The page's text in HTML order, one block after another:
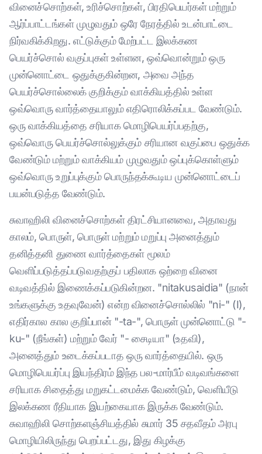
வினைச்சொற்கள், உரிச்சொற்கள், பிரதிபெயர்கள் மற்றும்
ஆர்ப்பாட்டங்கள் முழுவதும் ஒரே நேரத்தில் உடன்பாட்டை
நிர்வகிக்கிறது. எட்டுக்கும் மேற்பட்ட இலக்கண
பெயர்ச்சொல் வகுப்புகள் உள்ளன, ஒவ்வொன்றும் ஒரு
முன்னொட்டை ஒதுக்குகின்றன, அவை அந்த
பெயர்ச்சொல்லைக் குறிக்கும் வாக்கியத்தில் உள்ள
ஒவ்வொரு வார்த்தையாலும் எதிரொலிக்கப்பட வேண்டும்.
ஒரு வாக்கியத்தை சரியாக மொழிபெயர்ப்பதற்கு,
ஒவ்வொரு பெயர்ச்சொல்லுக்கும் சரியான வகுப்பை ஒதுக்க
வேண்டும் மற்றும் வாக்கியம் முழுவதும் ஒப்புக்கொள்ளும்
ஒவ்வொரு உறுப்புக்கும் பொருந்தக்கூடிய முன்னொட்டைப்
பயன்படுத்த வேண்டும்.
சுவாஹிலி வினைச்சொற்கள் திரட்சியானவை, அதாவது
காலம், பொருள், பொருள் மற்றும் மறுப்பு அனைத்தும்
தனித்தனி துணை வார்த்தைகள் மூலம்
வெளிப்படுத்தப்படுவதற்குப் பதிலாக ஒற்றை வினை
வடிவத்தில் இணைக்கப்படுகின்றன. "nitakusaidia" (நான்
உங்களுக்கு உதவுவேன்) என்ற வினைச்சொல்லில் "ni-" (I),
எதிர்கால கால குறிப்பான் "-ta-", பொருள் முன்னொட்டு "-
ku-" (நீங்கள்) மற்றும் வேர் "- சைடியா" (உதவி),
அனைத்தும் உடைக்கப்படாத ஒரு வார்த்தையில். ஒரு
மொழிபெயர்ப்பு இயந்திரம் இந்த பல-மார்பீம் வடிவங்களை
சரியாக சிதைத்து மறுகட்டமைக்க வேண்டும், வெளியீடு
இலக்கண ரீதியாக இயற்கையாக இருக்க வேண்டும்.
சுவாஹிலி சொற்களஞ்சியத்தில் சுமார் 35 சதவீதம் அரபு
மொழியிலிருந்து பெறப்பட்டது, இது கிழக்கு